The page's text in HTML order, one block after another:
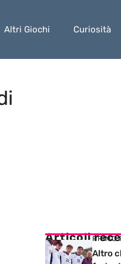
Altri Giochi Curiosità
Articoli PRIMO
Altro